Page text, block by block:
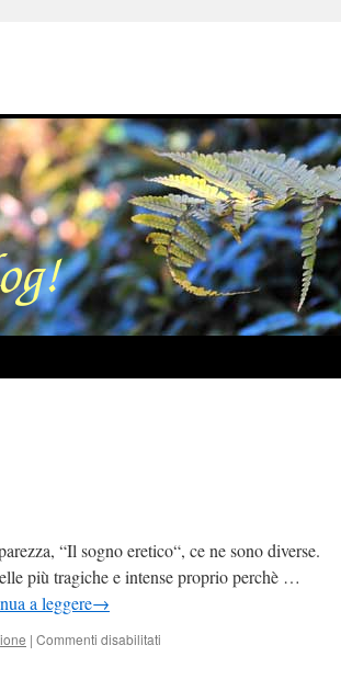
“Il sogno eretico“, ce ne sono diverse.
più tragiche e intense proprio perchè …
a leggere→
| Commenti disabilitati